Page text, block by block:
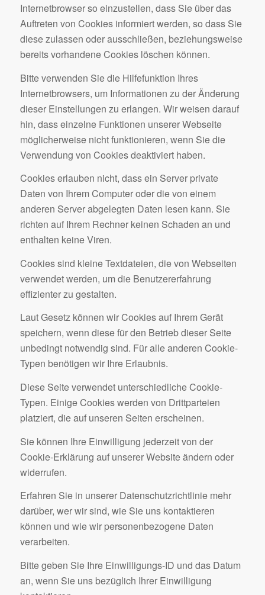
Internetbrowser so einzustellen, dass Sie über das
Auftreten von Cookies informiert werden, so dass Sie
diese zulassen oder ausschließen, beziehungsweise
bereits vorhandene Cookies löschen können.
Bitte verwenden Sie die Hilfefunktion Ihres
Internetbrowsers, um Informationen zu der Änderung
dieser Einstellungen zu erlangen. Wir weisen darauf
hin, dass einzelne Funktionen unserer Webseite
möglicherweise nicht funktionieren, wenn Sie die
Verwendung von Cookies deaktiviert haben.
Cookies erlauben nicht, dass ein Server private
Daten von Ihrem Computer oder die von einem
anderen Server abgelegten Daten lesen kann. Sie
richten auf Ihrem Rechner keinen Schaden an und
enthalten keine Viren.
Cookies sind kleine Textdateien, die von Webseiten
verwendet werden, um die Benutzererfahrung
effizienter zu gestalten.
Laut Gesetz können wir Cookies auf Ihrem Gerät
speichern, wenn diese für den Betrieb dieser Seite
unbedingt notwendig sind. Für alle anderen Cookie-
Typen benötigen wir Ihre Erlaubnis.
Diese Seite verwendet unterschiedliche Cookie-
Typen. Einige Cookies werden von Drittparteien
platziert, die auf unseren Seiten erscheinen.
Sie können Ihre Einwilligung jederzeit von der
Cookie-Erklärung auf unserer Website ändern oder
widerrufen.
Erfahren Sie in unserer Datenschutzrichtlinie mehr
darüber, wer wir sind, wie Sie uns kontaktieren
können und wie wir personenbezogene Daten
verarbeiten.
Bitte geben Sie Ihre Einwilligungs-ID und das Datum
an, wenn Sie uns bezüglich Ihrer Einwilligung